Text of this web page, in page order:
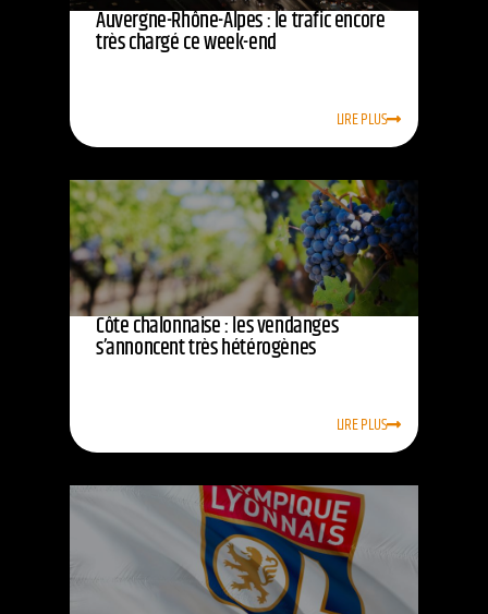
Auvergne-Rhône-Alpes : le trafic encore
très chargé ce week-end
LIRE PLUS
Côte chalonnaise : les vendanges
s’annoncent très hétérogènes
LIRE PLUS